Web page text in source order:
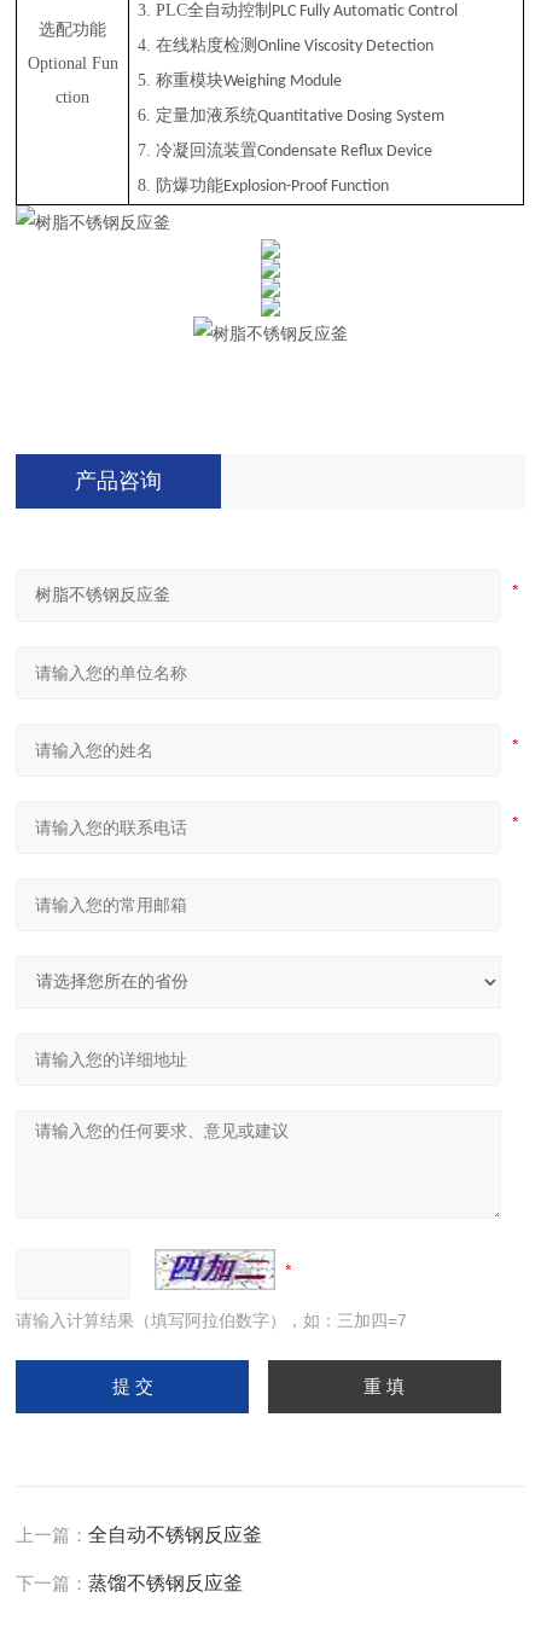
选配功能
Optional Fun
ction
3.PLC全自动控制 PLC Fully Automatic Control
4.在线粘度检测Online Viscosity Detection
5.称重模块Weighing Module
6. 定量加液系统Quantitative Dosing System
7.冷凝回流装置Condensate Reflux Device
8. 防爆功能Explosion-Proof Function
产品咨询
请输入计算结果（填写阿拉伯数字），如：三加四=7
上一篇：全自动不锈钢反应釜
下一篇：蒸馏不锈钢反应釜